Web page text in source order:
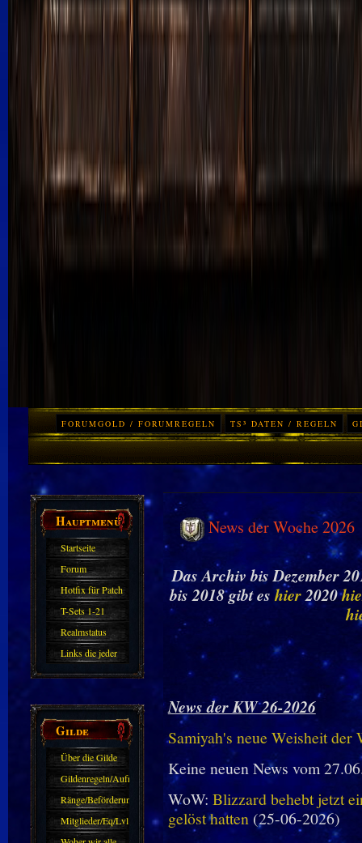
FORUMGOLD / FORUMREGELN TS³ DATEN / REGELN
Hauptmenü
Startseite
Forum
Hotfix für Patch
11.X
T-Sets 1-21
Realmstatus
Links die jeder
kennen sollte?!
Gilde
Über die Gilde
(DAW)
Gildenregeln/Aufnahme
Ränge/Beförderungen
Mitglieder/Eq/Lvl
News der Woche 2026
Das Archiv bis Dezember
bis 2018 gibt es hier2020
News der KW 26-2026
Samiyah's neue Weisheit der
Keine neuen News vom
WoW: Blizzard behebt jetzt
gelöst hatten(25-06-2026)